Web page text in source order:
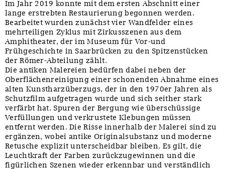
Im Jahr 2019 konnte mit dem ersten Abschnitt einer
lange erstrebten Restaurierung begonnen werden.
Bearbeitet wurden zunächst vier Wandfelder eines
mehrteiligen Zyklus mit Zirkusszenen aus dem
Amphitheater, der im Museum für Vor-und
Frühgeschichte in Saarbrücken zu den Spitzenstücken
der Römer-Abteilung zählt.
Die antiken Malereien bedürfen dabei neben der
Oberflächenreinigung einer schonenden Abnahme eines
alten Kunstharzüberzugs, der in den 1970er Jahren als
Schutzfilm aufgetragen wurde und sich seither stark
verfärbt hat. Spuren der Bergung wie überschüssige
Verfüllungen und verkrustete Klebungen müssen
entfernt werden. Die Risse innerhalb der Malerei sind zu
ergänzen, wobei antike Originalsubstanz und moderne
Retusche explizit unterscheidbar bleiben. Es gilt, die
Leuchtkraft der Farben zurückzugewinnen und die
figürlichen Szenen wieder erkennbar und verständlich